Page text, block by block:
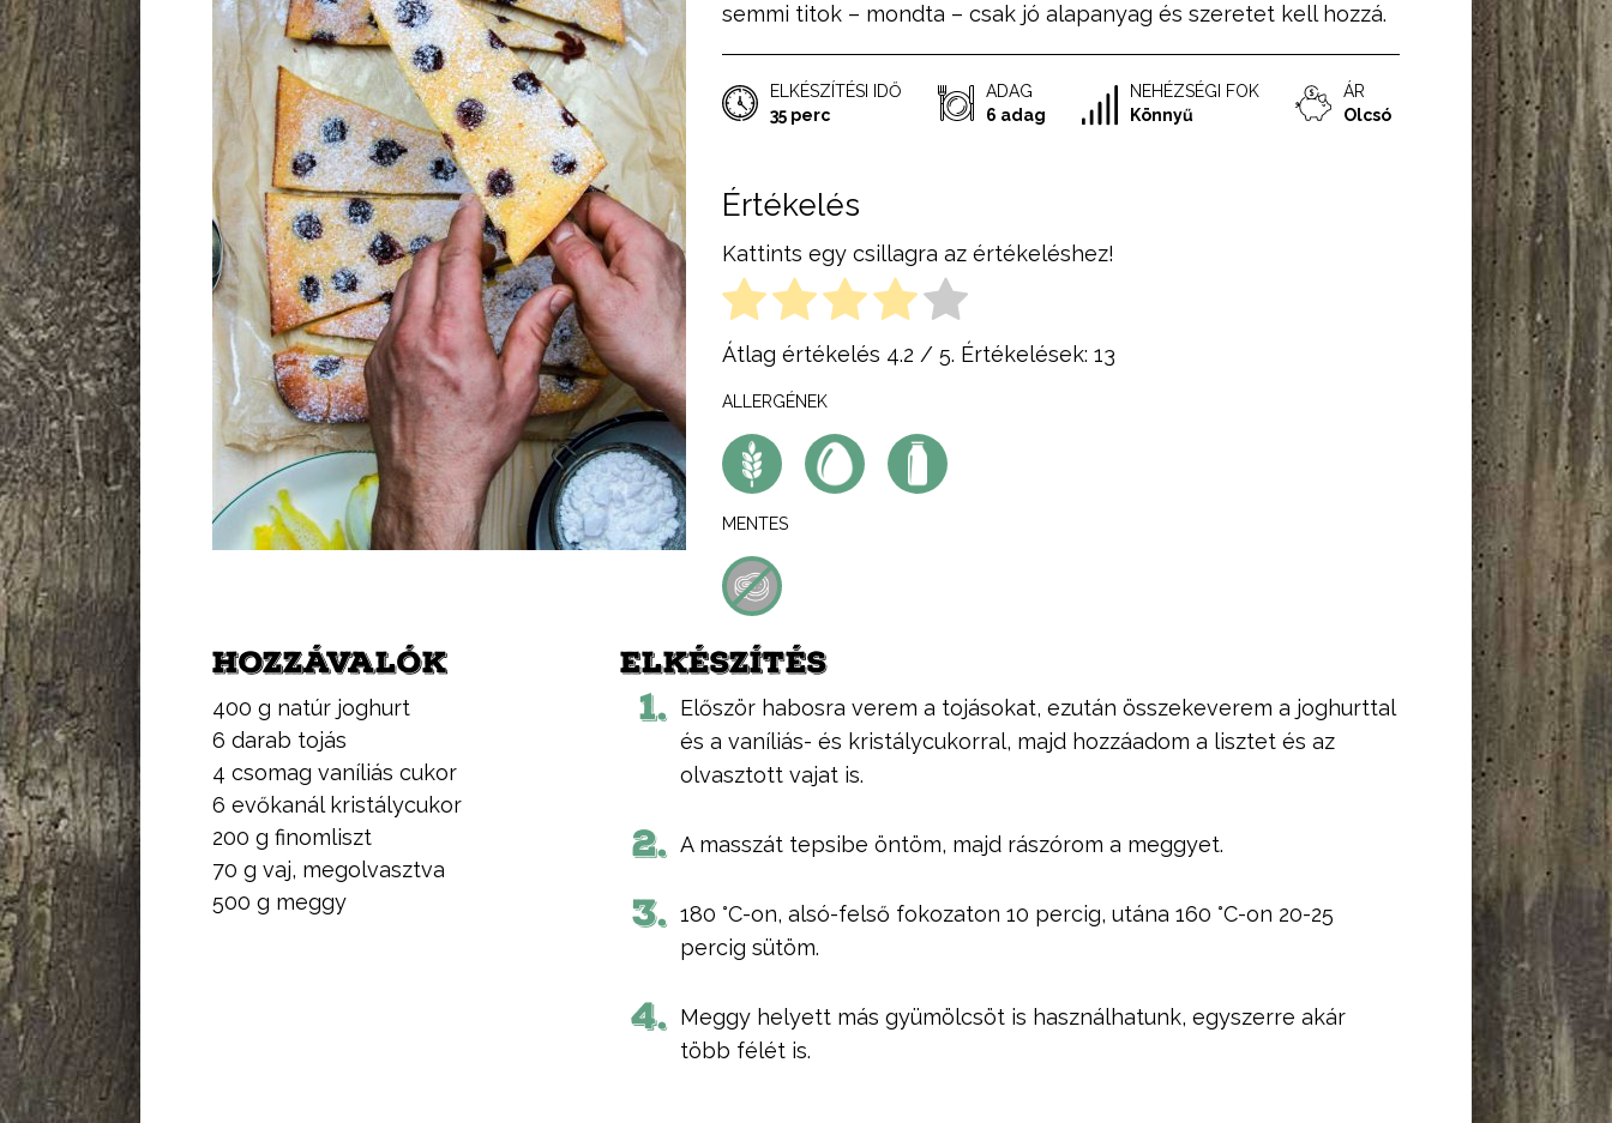
semmi titok – mondta – csak jó alapanyag és szeretet kell hozzá.
ELKÉSZÍTÉSI IDŐ
35 perc
ADAG
6 adag
NEHÉZSÉGI FOK
Könnyű
ÁR
Olcsó
Értékelés
Kattints egy csillagra az értékeléshez!
Átlag értékelés 4.2 / 5. Értékelések: 13
ALLERGÉNEK
MENTES
HOZZÁVALÓK
400 g natúr joghurt
6 darab tojás
4 csomag vaníliás cukor
6 evőkanál kristálycukor
200 g finomliszt
70 g vaj, megolvasztva
500 g meggy
ELKÉSZÍTÉS
1. Először habosra verem a tojásokat, ezután összekeverem a joghurttal
és a vaníliás- és kristálycukorral, majd hozzáadom a lisztet és az
olvasztott vajat is.
2. A masszát tepsibe öntöm, majd rászórom a meggyet.
3. 180 °C-on, alsó-felső fokozaton 10 percig, utána 160 °C-on 20-25
percig sütöm.
4. Meggy helyett más gyümölcsöt is használhatunk, egyszerre akár
több félét is.